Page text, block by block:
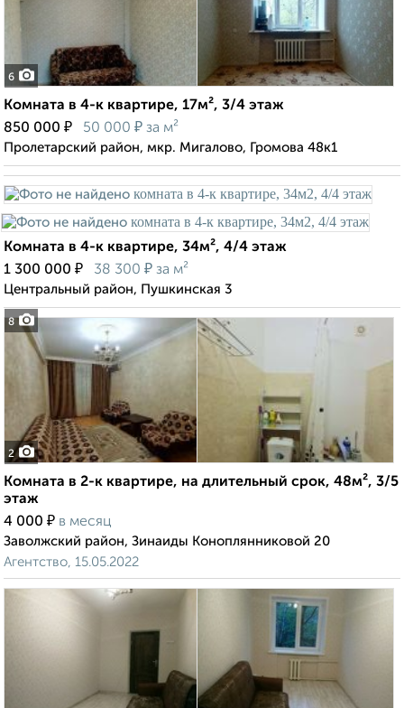
6
Комната в 4-к квартире, 17м², 3/4 этаж
850 000 ₽ 50 000 ₽ за м²
Пролетарский район, мкр. Мигалово, Громова 48к1
8
Комната в 4-к квартире, 34м², 4/4 этаж
1 300 000 ₽ 38 300 ₽ за м²
Центральный район, Пушкинская 3
2
Комната в 2-к квартире, на длительный срок, 48м², 3/5
этаж
4 000 ₽ в месяц
Заволжский район, Зинаиды Коноплянниковой 20
Агентство, 15.05.2022